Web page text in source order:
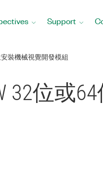
Support
裝機械視覺開發模組
32位或